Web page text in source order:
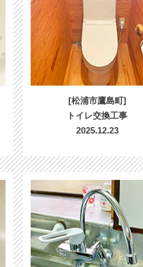
[松浦市鷹島町]
トイレ交換工事
2025.12.23